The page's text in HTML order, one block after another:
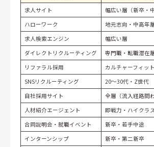
求人サイト
幅広い層（新卒・中
ハローワーク
地元志向・中高年
求人検索エンジン
幅広い層
ダイレクトリクルーティング
専門職・転職潜在
リファラル採用
カルチャーフィッ
SNSリクルーティング
20〜30代・Z世代
自社採用サイト
全層（流入経路問わ
人材紹介エージェント
即戦力・ハイクラス
合同説明会・就職イベント
新卒・若手中途
インターンシップ
新卒・第二新卒